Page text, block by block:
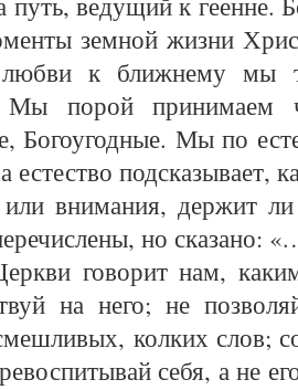
земной жизни
к ближнему мы
порой принимаем
Богоугодные. Мы по
естество подсказывает,
внимания, держит
но сказано:
говорит нам,
на него; не
колких слов;
себя, а не